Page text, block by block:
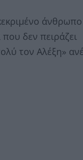
άνθρωπο
δεν πειράζει
τον Αλέξη»